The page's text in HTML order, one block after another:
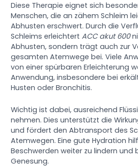
Diese Therapie eignet sich
Menschen, die an zähem Schleim
Abhusten erschwert. Durch die
Schleims erleichtertACC akut 600
Abhusten, sondern trägt auch zur
gesamten Atemwege bei. Viele
von einer spürbaren Erleichterung
Anwendung, insbesondere bei
Husten oder Bronchitis.
Wichtig ist dabei, ausreichend
nehmen. Dies unterstützt die
und fördert den Abtransport des
Atemwegen. Eine gute Hydration
Beschwerden weiter zu lindern und
Genesung.